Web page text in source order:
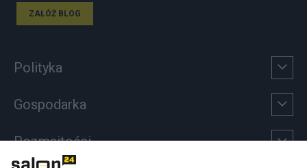
ZAŁÓŻ BLOG
Polityka
Gospodarka
Rozmaitości